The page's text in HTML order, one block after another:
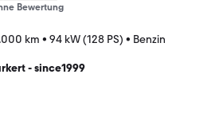
Bewertung
km • 94 kW (128 PS) • Benzin
- since1999